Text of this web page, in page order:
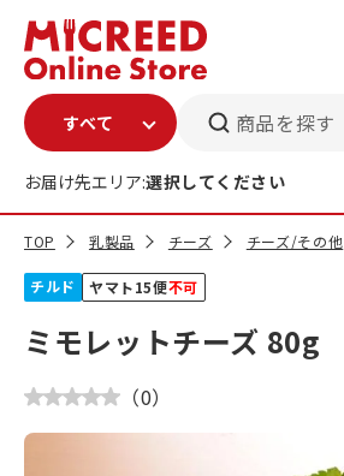
商品を探す
お届け先エリア:選択してください
TOP 乳製品 チーズ チーズ/その他
チルド ヤマト15便不可
ミモレットチーズ 80g
（0）